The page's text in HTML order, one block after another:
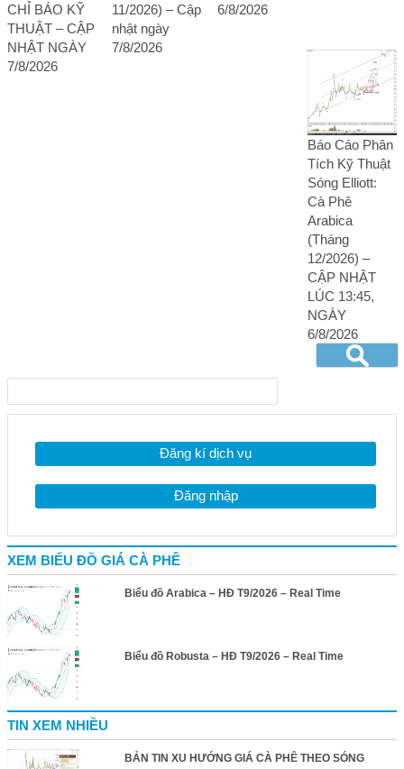
CHỈ BÁO KỸ
THUẬT – CẬP
NHẬT NGÀY
7/8/2026
11/2026) – Cập
nhật ngày
7/8/2026
6/8/2026
Báo Cáo Phân
Tích Kỹ Thuật
Sóng Elliott:
Cà Phê
Arabica
(Tháng
12/2026) –
CẬP NHẬT
LÚC 13:45,
NGÀY
6/8/2026
Đăng kí dịch vụ
Đăng nhập
XEM BIỂU ĐỒ GIÁ CÀ PHÊ
Biểu đồ Arabica – HĐ T9/2026 – Real Time
Biểu đồ Robusta – HĐ T9/2026 – Real Time
TIN XEM NHIỀU
BẢN TIN XU HƯỚNG GIÁ CÀ PHÊ THEO SÓNG